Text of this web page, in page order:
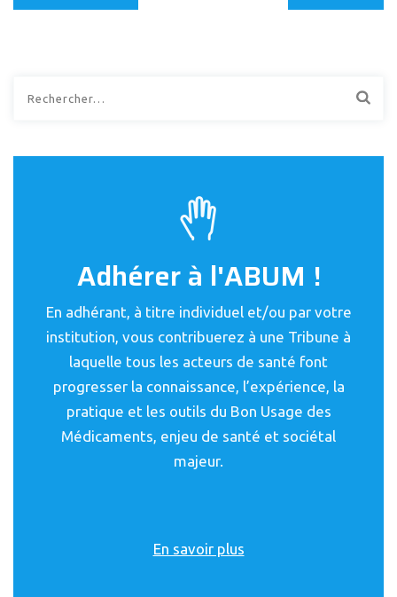
Adhérer à l'ABUM !
En adhérant, à titre individuel et/ou par votre
institution, vous contribuerez à une Tribune à
laquelle tous les acteurs de santé font
progresser la connaissance, l’expérience, la
pratique et les outils du Bon Usage des
Médicaments, enjeu de santé et sociétal
majeur.
En savoir plus